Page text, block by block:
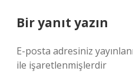
Bir yanıt yazın
E-posta adresiniz
ile işaretlenmişlerdir